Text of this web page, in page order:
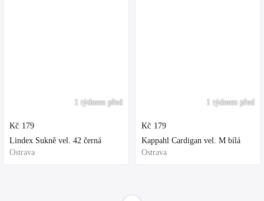
1 týdnem před
Kč 179
Lindex Sukně vel. 42 černá
Ostrava
1 týdnem před
Kč 179
Kappahl Cardigan vel. M bílá
Ostrava